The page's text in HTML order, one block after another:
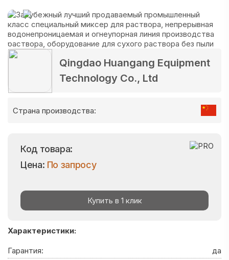
Qingdao Huangang Equipment
Technology Co., Ltd
Страна производства:
Код товара:
Цена: По запросу
Купить в 1 клик
Характеристики:
Гарантия:
да